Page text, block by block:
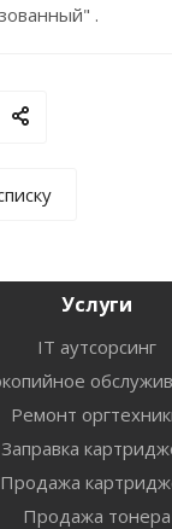
.
Услуги
IT аутсорсинг
Ремонт
Заправка
Продажа
Продажа тонера